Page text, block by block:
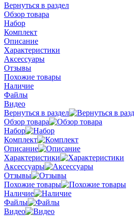
Вернуться в раздел
Обзор товара
Набор
Комплект
Описание
Характеристики
Аксессуары
Отзывы
Похожие товары
Наличие
Файлы
Видео
Вернуться в раздел
Обзор товара
Набор
Комплект
Описание
Характеристики
Аксессуары
Отзывы
Похожие товары
Наличие
Файлы
Видео